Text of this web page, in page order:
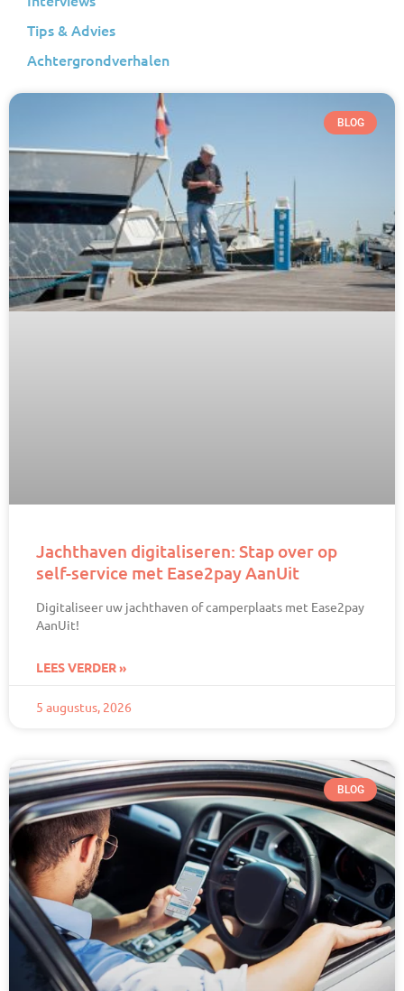
Tips & Advies
Achtergrondverhalen
BLOG
Jachthaven digitaliseren: Stap over op
self-service met Ease2pay AanUit
Digitaliseer uw jachthaven of camperplaats met Ease2pay
AanUit!
LEES VERDER »
5 augustus, 2026
BLOG